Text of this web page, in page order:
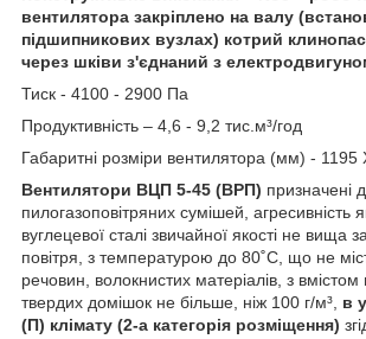
вентилятора закріплено на валу
підшипникових вузлах) котрий
через шківи з'єднаний з
Тиск - 4100 - 2900 Па
Продуктивність – 4,6 - 9,2 тис.м³/год
Габаритні розміри вентилятора (мм) -
Вентилятори ВЦП 5-45 (ВРП) призначені
пилогазоповітряних сумішей, агресивність
вуглецевої сталі звичайної якості не вища
повітря, з температурою до 80˚С, що не
речовин, волокнистих матеріалів, з
твердих домішок не більше, ніж 100 г/м³, в
(П) клімату (2-а категорія розміщення)